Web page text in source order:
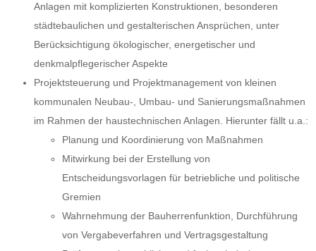
Anlagen mit komplizierten Konstruktionen, besonderen
städtebaulichen und gestalterischen Ansprüchen, unter
Berücksichtigung ökologischer, energetischer und
denkmalpflegerischer Aspekte
Projektsteuerung und Projektmanagement von kleinen
kommunalen Neubau-, Umbau- und Sanierungsmaßnahmen
im Rahmen der haustechnischen Anlagen. Hierunter fällt u.a.:
Planung und Koordinierung von Maßnahmen
Mitwirkung bei der Erstellung von
Entscheidungsvorlagen für betriebliche und politische
Gremien
Wahrnehmung der Bauherrenfunktion, Durchführung
von Vergabeverfahren und Vertragsgestaltung